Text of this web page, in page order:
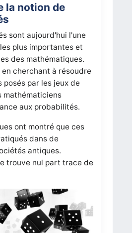
la notion de
sont aujourd'hui l'une
plus importantes et
des mathématiques.
cherchant à résoudre
posés par les jeux de
mathématiciens
aux probabilités.
ont montré que ces
dans de
antiques.
trouve nul part trace de